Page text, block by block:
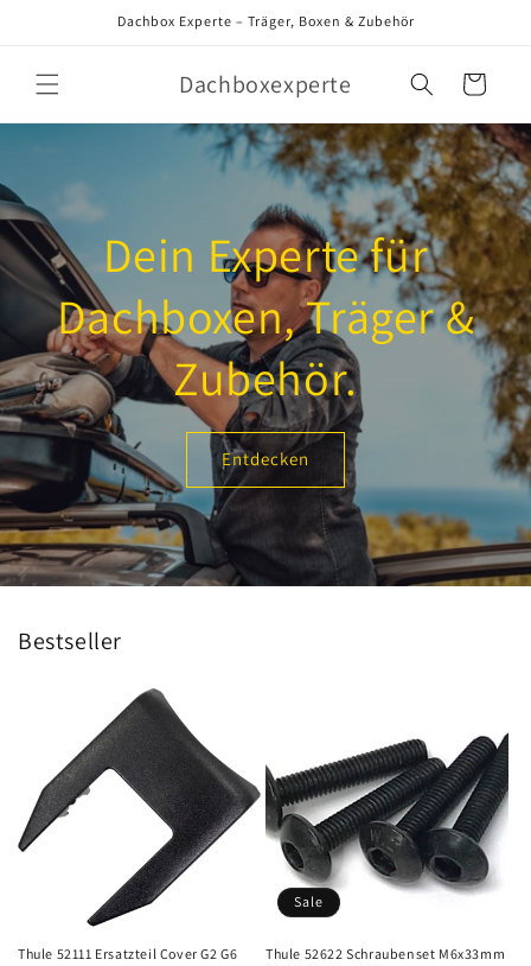
Dachbox Experte – Träger, Boxen & Zubehör
Dachboxexperte Warenkorb
Dein Experte für
Dachboxen, Träger &
Zubehör.
Entdecken
Bestseller
Thule 52111 Ersatzteil Cover G2 G6
Sale
Thule 52622 Schraubenset M6x33mm